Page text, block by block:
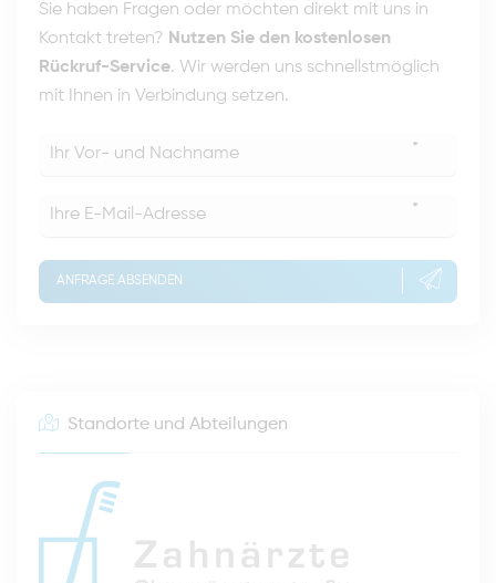
Sie haben Fragen oder möchten direkt mit uns in
Kontakt treten? Nutzen Sie den kostenlosen
Rückruf-Service. Wir werden uns schnellstmöglich
mit Ihnen in Verbindung setzen.
*
*
ANFRAGE ABSENDEN
Standorte und Abteilungen